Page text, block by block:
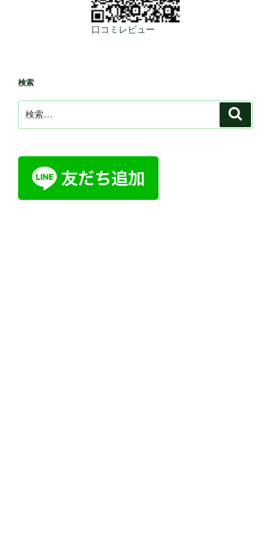
口コミレビュー
検索
索: